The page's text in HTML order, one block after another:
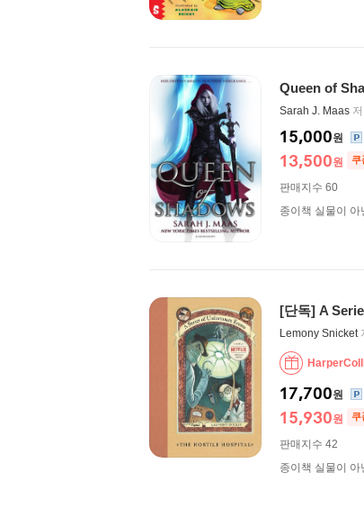
Queen of
Sarah J. Maas 저
15,000원
13,500원 쿠
판매지수 60
종이책 실물이 아
[단독] A
Lemony Snicket
17,700원
15,930원 쿠
판매지수 42
종이책 실물이 아